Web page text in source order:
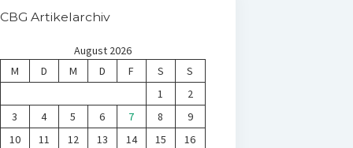
CBG Artikelarchiv
August 2026
M
D M D F S
S
1
2
3
4 5 6 7 8
9
10
11 12 13 14 15
16